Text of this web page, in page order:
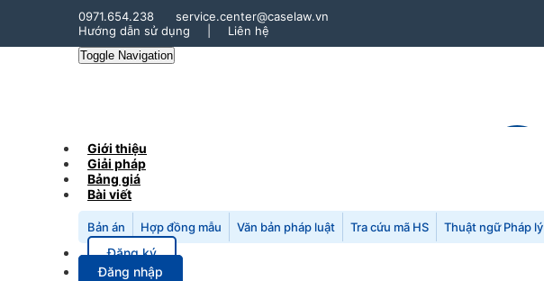
0971.654.238
service.center@caselaw.vn
Hướng dẫn sử dụng
Liên hệ
Toggle Navigation
Giới thiệu
Giải pháp
Bảng giá
Bài viết
Bản án Hợp đồng mẫu Văn bản pháp luật Tra cứu mã HS Thuật ngữ Pháp lý
Đăng ký
Đăng nhập